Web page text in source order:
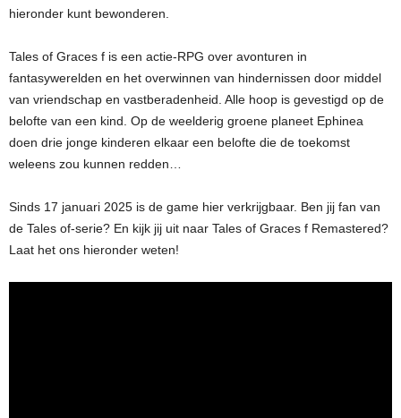
hieronder kunt bewonderen.
Tales of Graces f is een actie-RPG over avonturen in
fantasywerelden en het overwinnen van hindernissen door middel
van vriendschap en vastberadenheid. Alle hoop is gevestigd op de
belofte van een kind. Op de weelderig groene planeet Ephinea
doen drie jonge kinderen elkaar een belofte die de toekomst
weleens zou kunnen redden…
Sinds 17 januari 2025 is de game hier verkrijgbaar. Ben jij fan van
de Tales of-serie? En kijk jij uit naar Tales of Graces f Remastered?
Laat het ons hieronder weten!